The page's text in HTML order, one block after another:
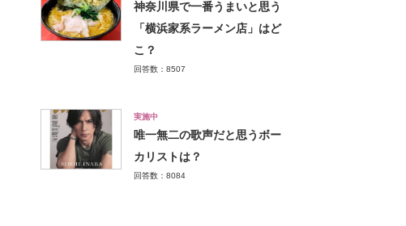
神奈川県で一番うまいと思う
「横浜家系ラーメン店」はど
こ？
回答数：8507
実施中
唯一無二の歌声だと思うボー
カリストは？
回答数：8084